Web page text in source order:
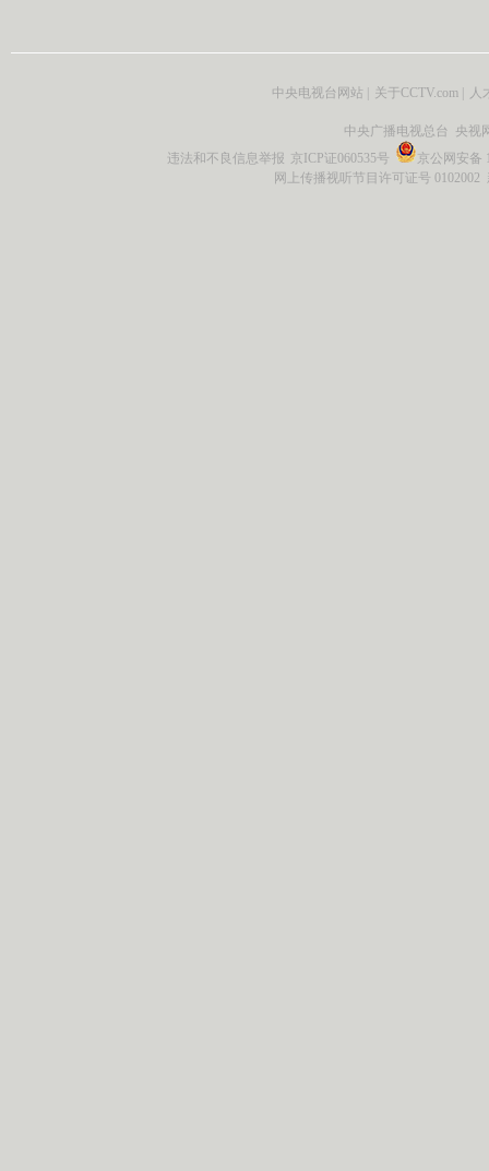
中央电视台网站 | 关于CCTV.com | 人
中央广播电视总台 央视
违法和不良信息举报 京ICP证060535号
京公网安备
网上传播视听节目许可证号 0102002